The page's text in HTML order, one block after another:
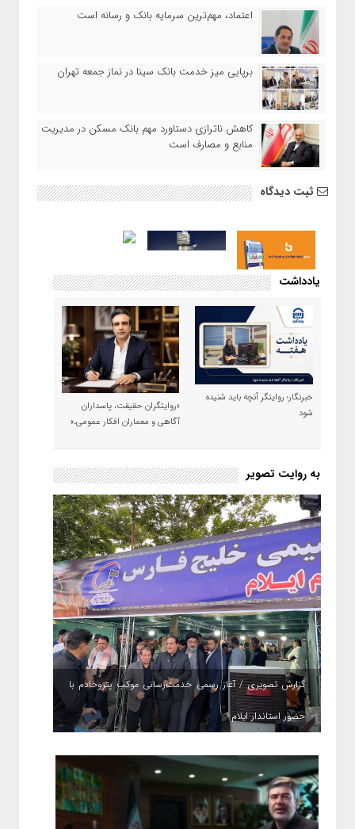
اعتماد، مهم‌ترین سرمایه بانک و رسانه است
برپایی میز خدمت بانک سینا در نماز جمعه تهران
کاهش ناترازی دستاورد مهم بانک مسکن در مدیریت
منابع و مصارف است
ثبت دیدگاه
یادداشت
خبرنگار؛ روایتگر آنچه باید شنیده
شود
«روایتگران حقیقت، پاسداران
آگاهی و معماران افکار عمومی،»
به روایت تصویر
گزارش تصویری / آغاز رسمی خدمت‌رسانی موکب پتروخادم با
حضور استاندار ایلام